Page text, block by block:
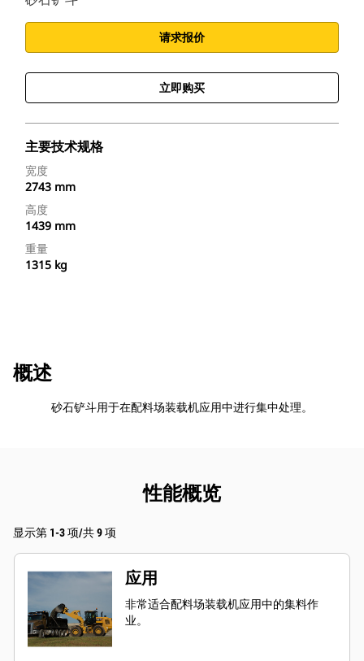
请求报价
立即购买
主要技术规格
宽度
2743 mm
高度
1439 mm
重量
1315 kg
概述
砂石铲斗用于在配料场装载机应用中进行集中处理。
性能概览
显示第 1-3 项/共 9 项
应用
非常适合配料场装载机应用中的集料作
业。